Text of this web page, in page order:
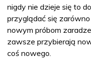
nigdy nie dzieje się to
przyglądać się
nowym próbom
zawsze przybierają
coś nowego.